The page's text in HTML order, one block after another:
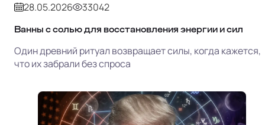
28.05.2026 33042
Ванны с солью для восстановления энергии и сил
Один древний ритуал возвращает силы, когда кажется,
что их забрали без спроса